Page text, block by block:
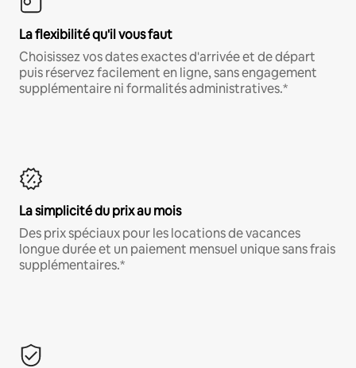
La flexibilité qu'il vous faut
Choisissez vos dates exactes d'arrivée et de départ
puis réservez facilement en ligne, sans engagement
supplémentaire ni formalités administratives.*
La simplicité du prix au mois
Des prix spéciaux pour les locations de vacances
longue durée et un paiement mensuel unique sans frais
supplémentaires.*